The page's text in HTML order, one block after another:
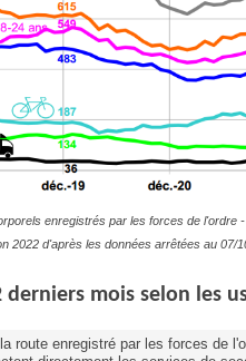
enregistrés par les forces de l'ordre
2022 d'après les données arrêtées au 07/
derniers mois selon les
route enregistré par les forces de